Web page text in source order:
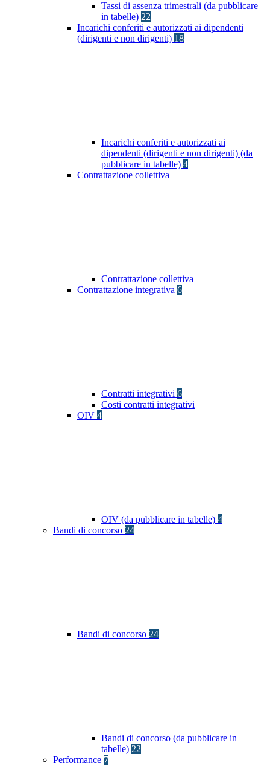
Tassi di assenza trimestrali (da pubblicare
in tabelle) 22
Incarichi conferiti e autorizzati ai dipendenti
(dirigenti e non dirigenti) 18
Incarichi conferiti e autorizzati ai
dipendenti (dirigenti e non dirigenti) (da
pubblicare in tabelle) 4
Contrattazione collettiva
Contrattazione collettiva
Contrattazione integrativa 6
Contratti integrativi 6
Costi contratti integrativi
OIV 4
OIV (da pubblicare in tabelle) 4
Bandi di concorso 24
Bandi di concorso 24
Bandi di concorso (da pubblicare in
tabelle) 22
Performance 7